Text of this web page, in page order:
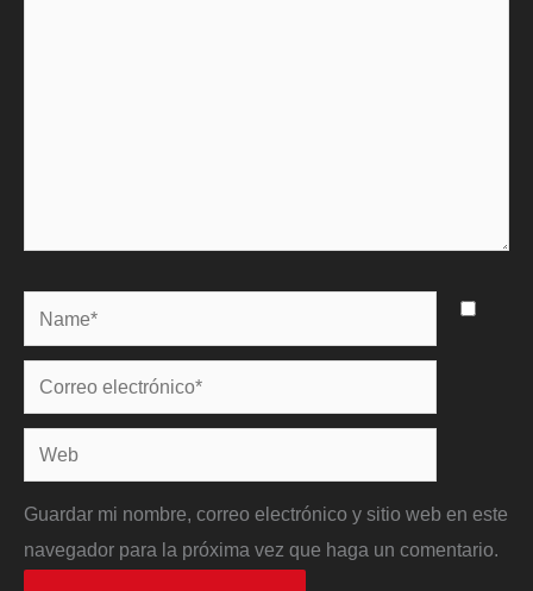
Name*
Correo
electrónico*
Web
Guardar mi nombre, correo electrónico y sitio web en este
navegador para la próxima vez que haga un comentario.